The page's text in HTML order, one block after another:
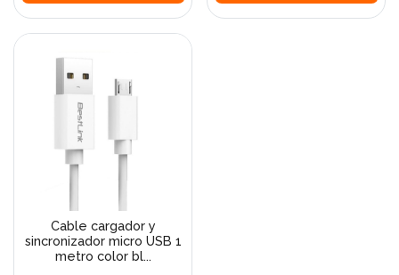
Cable cargador y
sincronizador micro USB 1
metro color bl...